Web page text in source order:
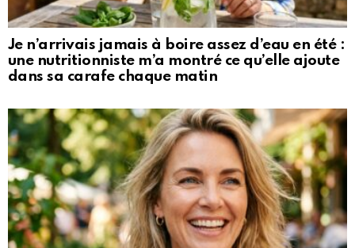
Je n’arrivais jamais à boire assez d’eau en été :
une nutritionniste m’a montré ce qu’elle ajoute
dans sa carafe chaque matin